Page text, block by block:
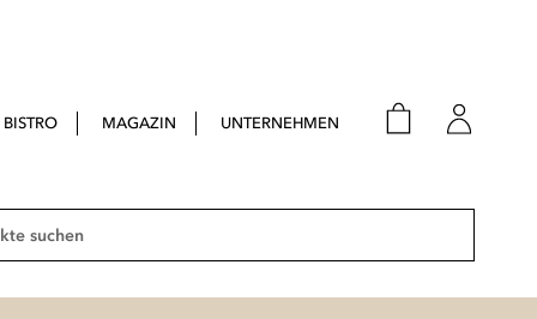
BISTRO MAGAZIN UNTERNEHMEN
Suche